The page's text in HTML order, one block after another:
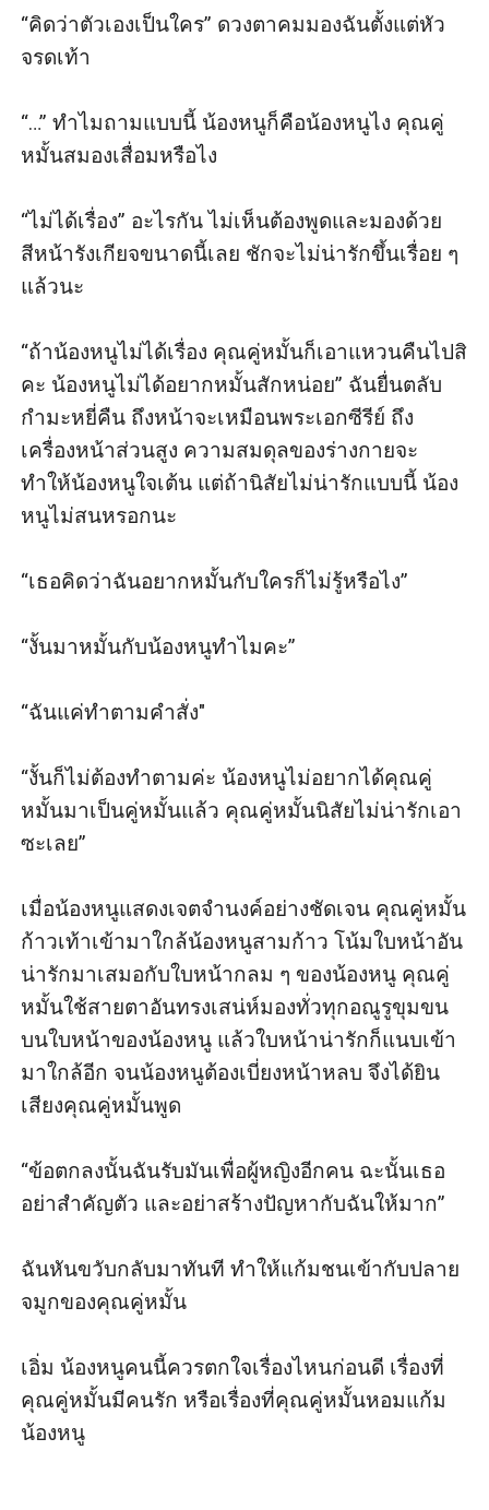
“คิดว่าตัวเองเป็นใคร” ดวงตาคมมองฉันตั้งแต่หัว
จรดเท้า
“…” ทำไมถามแบบนี้ น้องหนูก็คือน้องหนูไง คุณคู่
หมั้นสมองเสื่อมหรือไง
“ไม่ได้เรื่อง” อะไรกัน ไม่เห็นต้องพูดและมองด้วย
สีหน้ารังเกียจขนาดนี้เลย ชักจะไม่น่ารักขึ้นเรื่อย ๆ
แล้วนะ
“ถ้าน้องหนูไม่ได้เรื่อง คุณคู่หมั้นก็เอาแหวนคืนไปสิ
คะ น้องหนูไม่ได้อยากหมั้นสักหน่อย” ฉันยื่นตลับ
กำมะหยี่คืน ถึงหน้าจะเหมือนพระเอกซีรีย์ ถึง
เครื่องหน้าส่วนสูง ความสมดุลของร่างกายจะ
ทำให้น้องหนูใจเต้น แต่ถ้านิสัยไม่น่ารักแบบนี้ น้อง
หนูไม่สนหรอกนะ
“เธอคิดว่าฉันอยากหมั้นกับใครก็ไม่รู้หรือไง”
“งั้นมาหมั้นกับน้องหนูทำไมคะ”
“ฉันแค่ทำตามคำสั่ง"
“งั้นก็ไม่ต้องทำตามค่ะ น้องหนูไม่อยากได้คุณคู่
หมั้นมาเป็นคู่หมั้นแล้ว คุณคู่หมั้นนิสัยไม่น่ารักเอา
ซะเลย”
เมื่อน้องหนูแสดงเจตจำนงค์อย่างชัดเจน คุณคู่หมั้น
ก้าวเท้าเข้ามาใกล้น้องหนูสามก้าว โน้มใบหน้าอัน
น่ารักมาเสมอกับใบหน้ากลม ๆ ของน้องหนู คุณคู่
หมั้นใช้สายตาอันทรงเสน่ห์มองทั่วทุกอณูรูขุมขน
บนใบหน้าของน้องหนู แล้วใบหน้าน่ารักก็แนบเข้า
มาใกล้อีก จนน้องหนูต้องเบี่ยงหน้าหลบ จึงได้ยิน
เสียงคุณคู่หมั้นพูด
“ข้อตกลงนั้นฉันรับมันเพื่อผู้หญิงอีกคน ฉะนั้นเธอ
อย่าสำคัญตัว และอย่าสร้างปัญหากับฉันให้มาก”
ฉันหันขวับกลับมาทันที ทำให้แก้มชนเข้ากับปลาย
จมูกของคุณคู่หมั้น
เอิ่ม น้องหนูคนนี้ควรตกใจเรื่องไหนก่อนดี เรื่องที่
คุณคู่หมั้นมีคนรัก หรือเรื่องที่คุณคู่หมั้นหอมแก้ม
น้องหนู